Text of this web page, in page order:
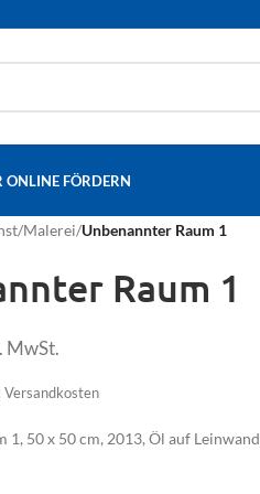
ONLINE FÖRDERN
/Malerei/Unbenannter Raum 1
Raum 1
MwSt.
Versandkosten
1, 50 x 50 cm, 2013, Öl auf Leinwand